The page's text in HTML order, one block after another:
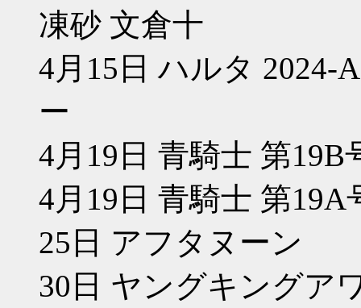
凍砂 文倉十
4月15日 ハルタ 2024-
ー
4月19日 青騎士 第19B
4月19日 青騎士 第19A
25日 アフタヌーン
30日 ヤングキングア